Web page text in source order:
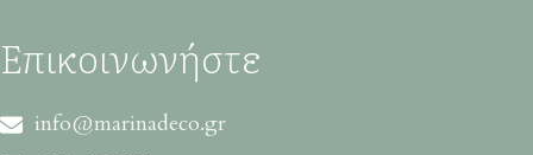
Επικοινωνήστε
info@marinadeco.gr